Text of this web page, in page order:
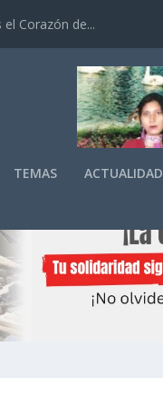
Corazón de...
TEMAS ACTUALIDAD